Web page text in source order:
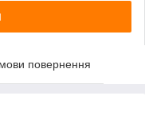
повернення